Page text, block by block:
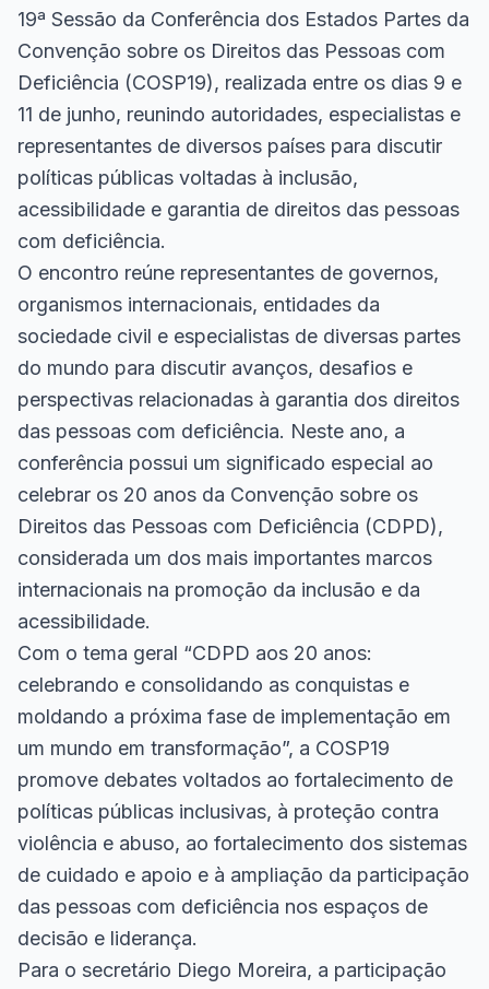
19ª Sessão da Conferência dos Estados Partes da
Convenção sobre os Direitos das Pessoas com
Deficiência (COSP19), realizada entre os dias 9 e
11 de junho, reunindo autoridades, especialistas e
representantes de diversos países para discutir
políticas públicas voltadas à inclusão,
acessibilidade e garantia de direitos das pessoas
com deficiência.
O encontro reúne representantes de governos,
organismos internacionais, entidades da
sociedade civil e especialistas de diversas partes
do mundo para discutir avanços, desafios e
perspectivas relacionadas à garantia dos direitos
das pessoas com deficiência. Neste ano, a
conferência possui um significado especial ao
celebrar os 20 anos da Convenção sobre os
Direitos das Pessoas com Deficiência (CDPD),
considerada um dos mais importantes marcos
internacionais na promoção da inclusão e da
acessibilidade.
Com o tema geral “CDPD aos 20 anos:
celebrando e consolidando as conquistas e
moldando a próxima fase de implementação em
um mundo em transformação”, a COSP19
promove debates voltados ao fortalecimento de
políticas públicas inclusivas, à proteção contra
violência e abuso, ao fortalecimento dos sistemas
de cuidado e apoio e à ampliação da participação
das pessoas com deficiência nos espaços de
decisão e liderança.
Para o secretário Diego Moreira, a participação